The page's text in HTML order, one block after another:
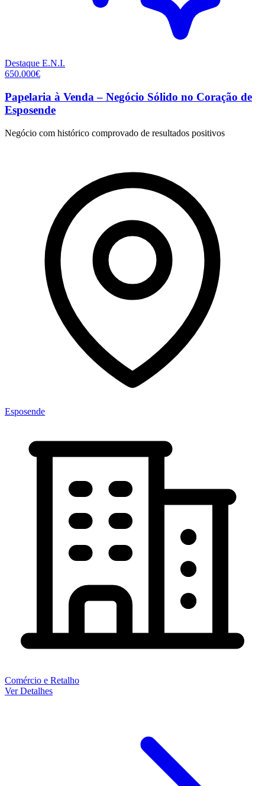
Destaque E.N.I.
650.000€
Papelaria à Venda – Negócio Sólido no Coração de
Esposende
Negócio com histórico comprovado de resultados positivos
Esposende
Comércio e Retalho
Ver Detalhes